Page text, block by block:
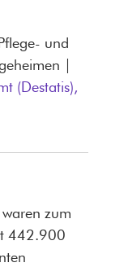
und
|
(Destatis),
zum
442.900